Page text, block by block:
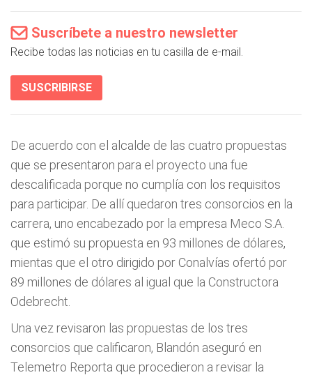
Suscríbete a nuestro newsletter
Recibe todas las noticias en tu casilla de e-mail.
SUSCRIBIRSE
De acuerdo con el alcalde de las cuatro propuestas
que se presentaron para el proyecto una fue
descalificada porque no cumplía con los requisitos
para participar. De allí quedaron tres consorcios en la
carrera, uno encabezado por la empresa Meco S.A.
que estimó su propuesta en 93 millones de dólares,
mientas que el otro dirigido por Conalvías ofertó por
89 millones de dólares al igual que la Constructora
Odebrecht.
Una vez revisaron las propuestas de los tres
consorcios que calificaron, Blandón aseguró en
Telemetro Reporta que procedieron a revisar la